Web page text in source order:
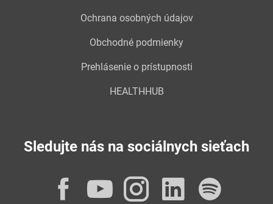
Ochrana osobných údajov
Obchodné podmienky
Prehlásenie o prístupnosti
HEALTHHUB
Sledujte nás na sociálnych sieťach
Facebook
YouTube
Instagram